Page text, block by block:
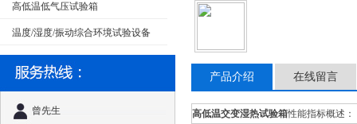
高低温低气压试验箱
温度/湿度/振动综合环境试验设备
曾先生
产品介绍 在线留言
高低温交变湿热试验箱性能指标概述：